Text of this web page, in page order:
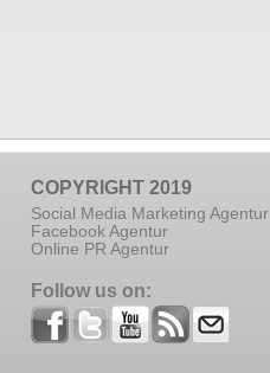
COPYRIGHT 2019
Social Media Marketing Agentur
Facebook Agentur
Online PR Agentur
Follow us on: